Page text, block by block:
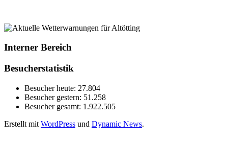
Interner Bereich
Besucherstatistik
Besucher heute: 27.804
Besucher gestern: 51.258
Besucher gesamt: 1.922.505
Erstellt mit WordPress und Dynamic News.